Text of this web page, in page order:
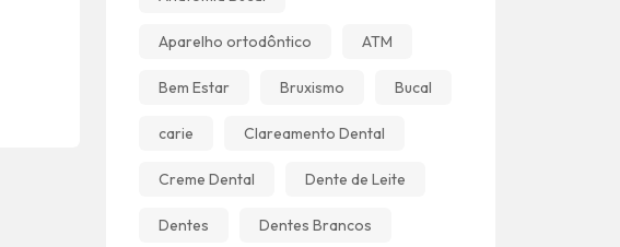
Aparelho ortodôntico ATM
Bem Estar Bruxismo Bucal
carie Clareamento Dental
Creme Dental Dente de Leite
Dentes Dentes Brancos